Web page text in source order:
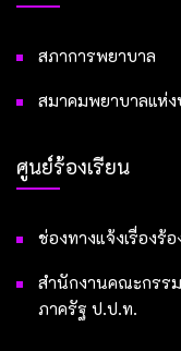
สภาการพยาบาล
สมาคมพยาบาลแห่ง
ศูนย์ร้องเรียน
ช่องทางแจ้งเรื่องร้
สำนักงานคณะกรร
ภาครัฐ ป.ป.ท.